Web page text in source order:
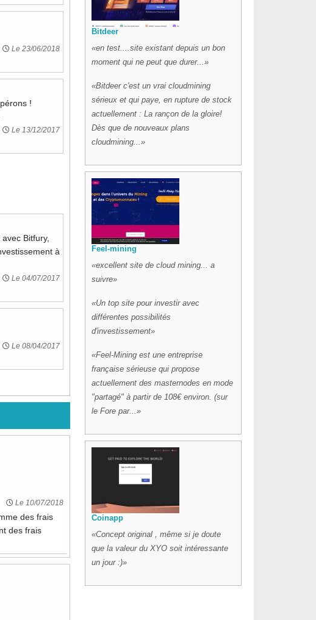
Le 23/06/2018
!
Le 13/12/2017
Bitfury,
à
Le 04/07/2017
Le 08/04/2017
Le 10/07/2018
des frais
des frais
Bitdeer
en test....site existant depuis un bon
moment qui ne peut que durer...
Bitdeer c'est un vrai cloudmining
sérieux et qui paye, en rupture de stock
actuellement : La rançon de la gloire!
Dès que de nouveaux plans
cloudmining...
Feel-mining
excellent site de cloud mining... a
suivre
Un top site pour investir avec
différentes possibilités
d'investissement
Feel-Mining est une entreprise
française sérieuse qui propose
actuellement des masternodes en mode
"partagé" à partir de 108€ environ. (sur
le Fore par...
Coinapp
Concept original , même si je doute
que la valeur du XYO soit intéressante
un jour :)